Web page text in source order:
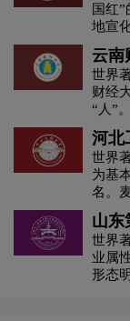
黄色logo设计
酒业logo设计
J字母汉字酒店
科技logo设计
利口酒logo设计
国红
地宣
意在
大“依
云南
世界
财经
“人”
质经
物，
国，
黄色
大学
平。
自己
河北
世界
为基
名。
一体
卷和
变化
地，
传递
山东
世界
业属
形态